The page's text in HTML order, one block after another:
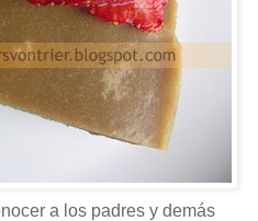
a los padres y demás